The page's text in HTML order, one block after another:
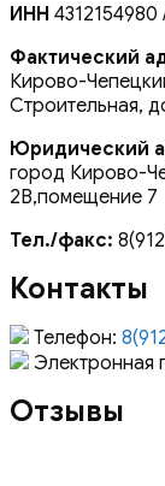
ИНН 4312154980
Фактический
Кирово-
Строительная,
Юридический
город Кирово-
2В,помещение 7
Тел./факс:
Контакты
Телефон:
Электронная
Отзывы